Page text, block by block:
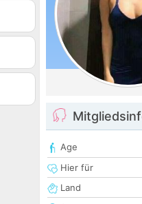
Age
Hier für
Land